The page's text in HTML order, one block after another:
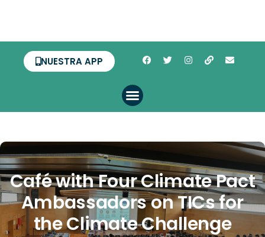
NUESTRA APP
Café with Four Climate Pact
Ambassadors on TICs for
the Climate Challenge